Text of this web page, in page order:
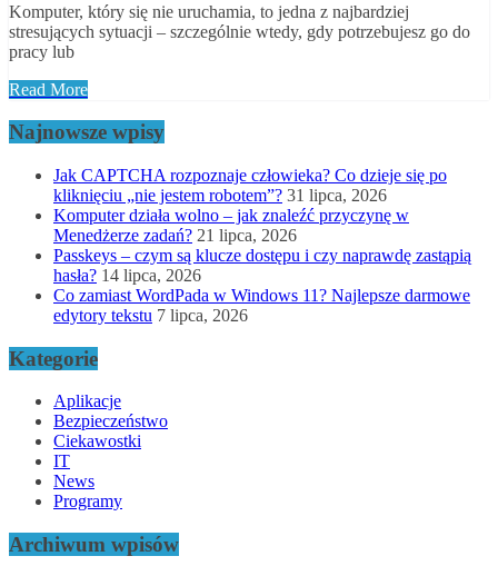
Komputer, który się nie uruchamia, to jedna z najbardziej
stresujących sytuacji – szczególnie wtedy, gdy potrzebujesz go do
pracy lub
Read More
Najnowsze wpisy
Jak CAPTCHA rozpoznaje człowieka? Co dzieje się po
kliknięciu „nie jestem robotem”? 31 lipca, 2026
Komputer działa wolno – jak znaleźć przyczynę w
Menedżerze zadań? 21 lipca, 2026
Passkeys – czym są klucze dostępu i czy naprawdę zastąpią
hasła? 14 lipca, 2026
Co zamiast WordPada w Windows 11? Najlepsze darmowe
edytory tekstu 7 lipca, 2026
Kategorie
Aplikacje
Bezpieczeństwo
Ciekawostki
IT
News
Programy
Archiwum wpisów